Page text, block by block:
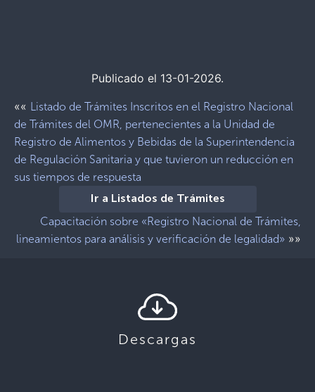
Publicado el 13-01-2026.
«« Listado de Trámites Inscritos en el Registro Nacional
de Trámites del OMR, pertenecientes a la Unidad de
Registro de Alimentos y Bebidas de la Superintendencia
de Regulación Sanitaria y que tuvieron un reducción en
sus tiempos de respuesta
Ir a Listados de Trámites
Capacitación sobre «Registro Nacional de Trámites,
lineamientos para análisis y verificación de legalidad» »»
Descargas